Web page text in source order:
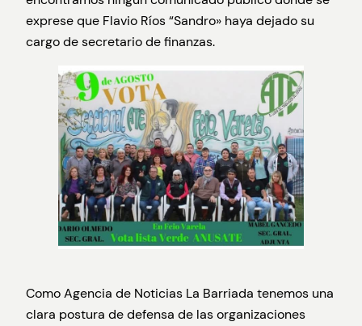
exprese que Flavio Ríos “Sandro» haya dejado su
cargo de secretario de finanzas.
Como Agencia de Noticias La Barriada tenemos una
clara postura de defensa de las organizaciones